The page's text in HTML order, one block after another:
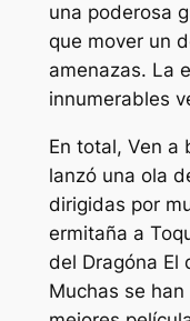
una poderosa
que mover un
amenazas. La
innumerables
En total, Ven a
lanzó una ola
dirigidas por
ermitaña a
del Dragóna El
Muchas se